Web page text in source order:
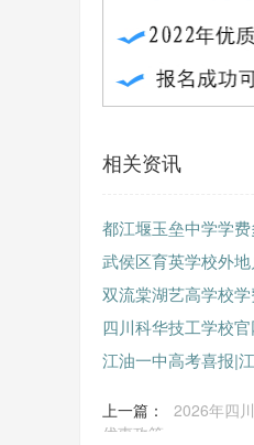
相关资讯
都江堰玉垒中学学
武侯区育英学校外
双流棠湖艺高学校
四川科华技工学校
江油一中高考喜报|
上一篇：
2026年四
优惠政策